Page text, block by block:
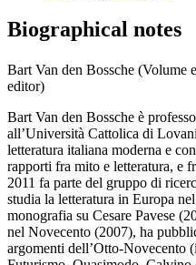
Biographical notes
Bart Van den Bossche (Volume
editor)
Bart Van den Bossche è
all’Università Cattolica di
letteratura italiana moderna e
rapporti fra mito e letteratura, e
2011 fa parte del gruppo di
studia la letteratura in Europa
monografia su Cesare Pavese
nel Novecento (2007), ha
argomenti dell’Otto-Novecento